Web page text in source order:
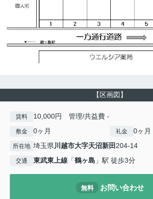
【区画図】
賃料 10,000円 管理/共益費 -
敷金 0ヶ月 礼金 0ヶ月
所在地 埼玉県川越市大字天沼新田 204-14
交通 東武東上線 「鶴ヶ島 」駅 徒歩3分
無料 お問い合わせ